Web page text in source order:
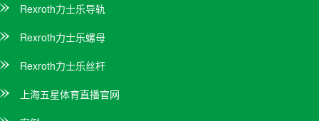
Rexroth力士乐导轨
Rexroth力士乐螺母
Rexroth力士乐丝杆
上海五星体育直播官网